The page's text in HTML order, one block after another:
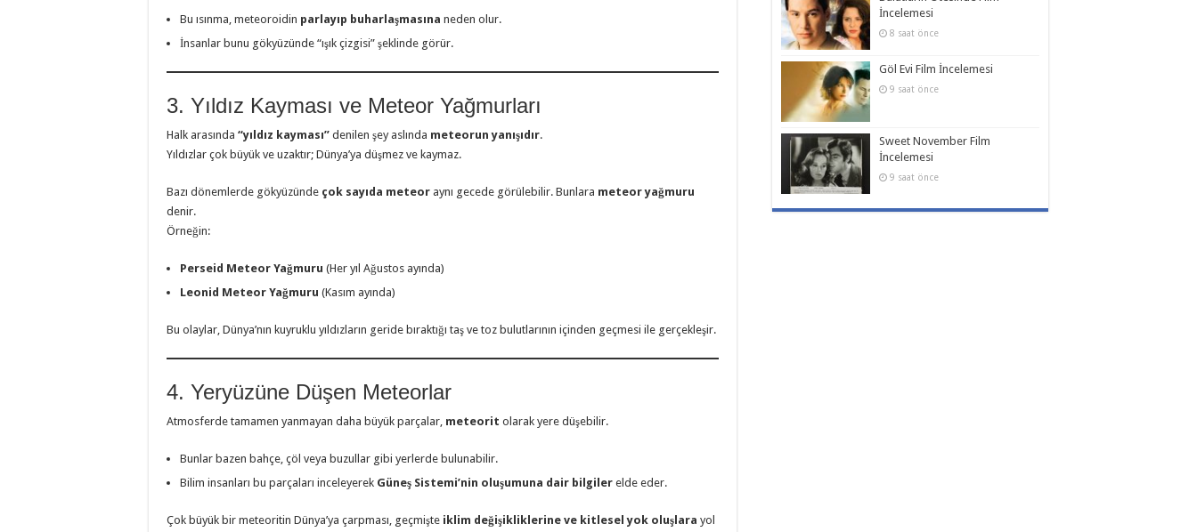
Bu ısınma, meteoroidin parlayıp buharlaşmasına neden olur.
İnsanlar bunu gökyüzünde “ışık çizgisi” şeklinde görür.
3. Yıldız Kayması ve Meteor Yağmurları
Halk arasında “yıldız kayması” denilen şey aslında meteorun yanışıdır.
Yıldızlar çok büyük ve uzaktır; Dünya’ya düşmez ve kaymaz.
Bazı dönemlerde gökyüzünde çok sayıda meteor aynı gecede görülebilir. Bunlara meteor yağmuru
denir.
Örneğin:
Perseid Meteor Yağmuru (Her yıl Ağustos ayında)
Leonid Meteor Yağmuru (Kasım ayında)
Bu olaylar, Dünya’nın kuyruklu yıldızların geride bıraktığı taş ve toz bulutlarının içinden geçmesi ile gerçekleşir.
4. Yeryüzüne Düşen Meteorlar
Atmosferde tamamen yanmayan daha büyük parçalar, meteorit olarak yere düşebilir.
Bunlar bazen bahçe, çöl veya buzullar gibi yerlerde bulunabilir.
Bilim insanları bu parçaları inceleyerek Güneş Sistemi’nin oluşumuna dair bilgiler elde eder.
Çok büyük bir meteoritin Dünya’ya çarpması, geçmişte iklim değişikliklerine ve kitlesel yok oluşlara yol
İncelemesi
8 saat önce
Göl Evi Film İncelemesi
9 saat önce
Sweet November Film
İncelemesi
9 saat önce